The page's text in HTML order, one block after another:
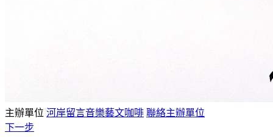
主辦單位 河岸留言音樂藝文咖啡 聯絡主辦單位
下一步